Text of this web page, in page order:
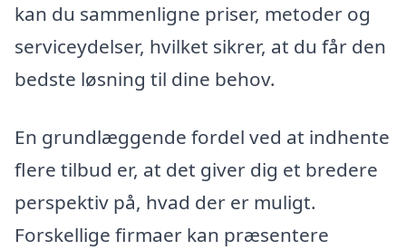
kan du sammenligne priser, metoder og
serviceydelser, hvilket sikrer, at du får den
bedste løsning til dine behov.
En grundlæggende fordel ved at indhente
flere tilbud er, at det giver dig et bredere
perspektiv på, hvad der er muligt.
Forskellige firmaer kan præsentere